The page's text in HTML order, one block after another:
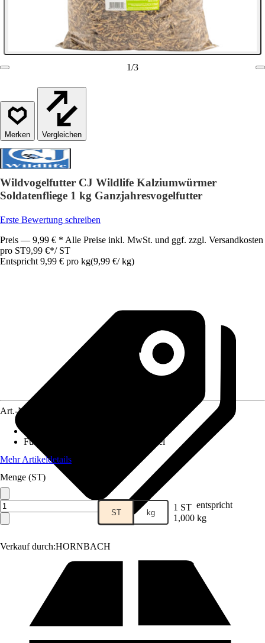
1/3
Vergleichen
Wildvogelfutter CJ Wildlife Kalziumwürmer
Soldatenfliege 1 kg Ganzjahresvogelfutter
Erste Bewertung schreiben
Preis — 9,99 € * Alle Preise inkl. MwSt. und ggf. zzgl. Versandkosten
pro ST9,99 €*/ ST
Entspricht 9,99 € pro kg(9,99 €/ kg)
Verkauf durch:HORNBACH
Art.-Nr.
Futtermittelart
Ergänzungsfuttermittel
Mehr Artikeldetails
Menge (ST)
ST kg 1 ST entspricht
1,000 kg